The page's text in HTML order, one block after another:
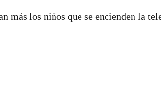
más los niños que se encienden la